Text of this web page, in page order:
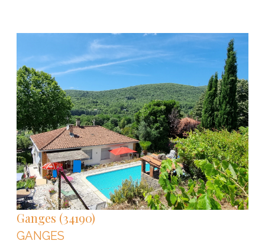
VOIR LE BIEN
Ganges (34190)
GANGES